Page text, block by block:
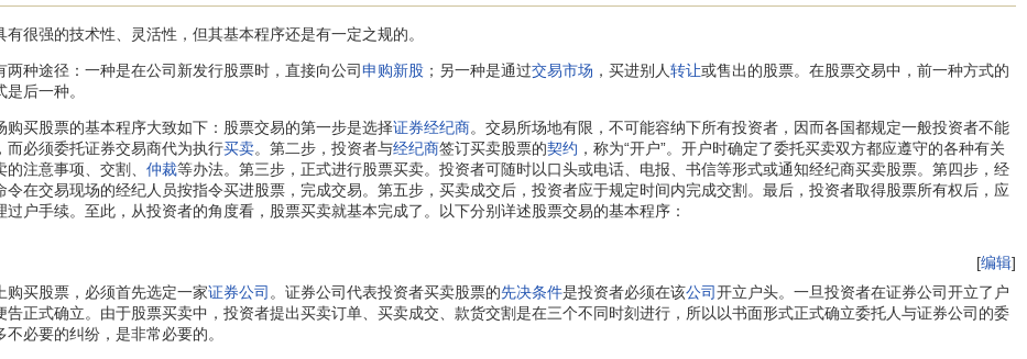
强的技术性、灵活性，但其基本程序还是有一定之规的。
种途径：一种是在公司新发行股票时，直接向公司申购新股 ；另一种是通过交易市场 ，买进别人转让或售出的股票。在股票交易中，前一种方式的
后一种。
购买股票的基本程序大致如下：股票交易的第一步是选择证券经纪商。交易所场地有限，不可能容纳下所有投资者，因而各国都规定一般投资者不能
而必须委托证券交易商代为执行买卖。第二步，投资者与经纪商签订买卖股票的契约 ，称为“开户”。开户时确定了委托买卖双方都应遵守的各种有关
的注意事项、交割、 仲裁等办法。第三步，正式进行股票买卖。投资者可随时以口头或电话、电报、书信等形式或通知经纪商买卖股票。第四步，经
令在交易现场的经纪人员按指令买进股票，完成交易。第五步，买卖成交后，投资者应于规定时间内完成交割。最后，投资者取得股票所有权后，应
过户手续。至此，从投资者的角度看，股票买卖就基本完成了。以下分别详述股票交易的基本程序：
[编辑]
上购买股票，必须首先选定一家证券公司 。证券公司代表投资者买卖股票的先决条件是投资者必须在该公司开立户头。一旦投资者在证券公司开立了户
告正式确立。由于股票买卖中，投资者提出买卖订单、买卖成交、款货交割是在三个不同时刻进行，所以以书面形式正式确立委托人与证券公司的委
必要的纠纷，是非常必要的。